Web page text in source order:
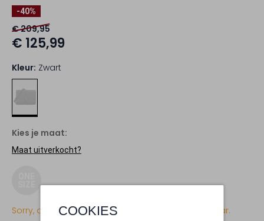
COOKIES
-40%
€ 209,95
€ 125,99
Kleur: Zwart
Kies je maat:
Maat uitverkocht?
Sorry, dit item is momenteel (nog) niet beschikbaar.